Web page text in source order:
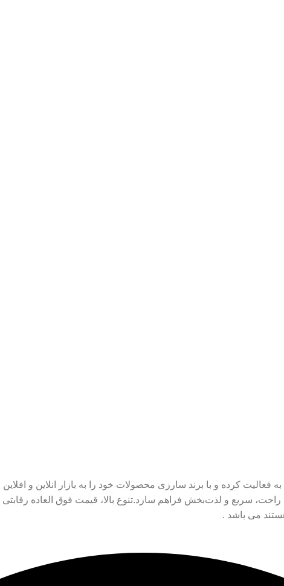
در حوزه ی تولید کتانی شروع به فعالیت کرده و با برند سارزی محصولات خود را به
راحت، سریع و لذت‌بخش فراهم سازد.تنوع بالا، قیمت‌ فوق العاده
می باشد .